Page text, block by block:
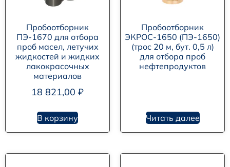
Пробоотборник
ПЭ-1670 для отбора
проб масел, летучих
жидкостей и жидких
лакокрасочных
материалов
18 821,00 ₽
В корзину
Пробоотборник
ЭКРОС-1650 (ПЭ-1650)
(трос 20 м, бут. 0,5 л)
для отбора проб
нефтепродуктов
Читать далее